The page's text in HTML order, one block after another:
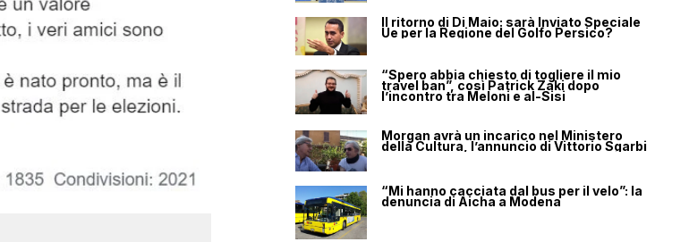
Il ritorno di Di Maio: sarà Inviato Speciale
Ue per la Regione del Golfo Persico?
“Spero abbia chiesto di togliere il mio
travel ban”, così Patrick Zaki dopo
l’incontro tra Meloni e al-Sisi
Morgan avrà un incarico nel Ministero
della Cultura, l’annuncio di Vittorio Sgarbi
“Mi hanno cacciata dal bus per il velo”: la
denuncia di Aicha a Modena